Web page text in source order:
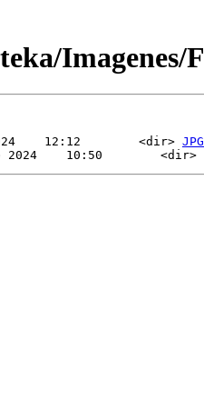
Imagenes/
12:12        <dir> JPG
2024    10:50        <dir>